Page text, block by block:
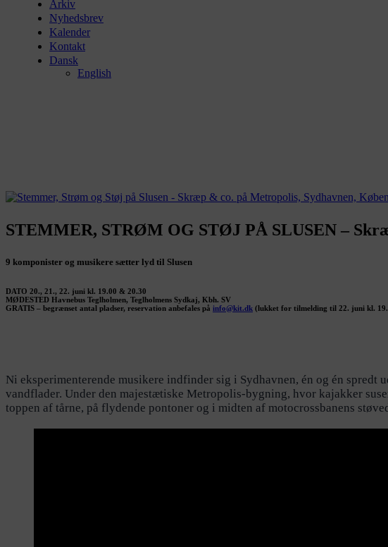
Arkiv
Nyhedsbrev
Kalender
Kontakt
Dansk
English
STEMMER, STRØM OG STØJ PÅ SLUSEN –
9 komponister og musikere sætter lyd til Slusen
DATO 20., 21., 22. juni kl. 19.00 & 20.30
MØDESTED Havnebus Teglholmen, Teglholmens Sydkaj, Kbh. SV
GRATIS – begrænset antal pladser, reservation anbefales på info@kit.dk (lukket for tilmelding til 22. juni kl.
Ni eksperimenterende musikere indfinder sig i Sydhavnen, én og én
vandflader. Under den majestætiske Metropolis-bygning, hvor kajakker
toppen af tårne, på flydende pontoner og i midten af motocrossbanens